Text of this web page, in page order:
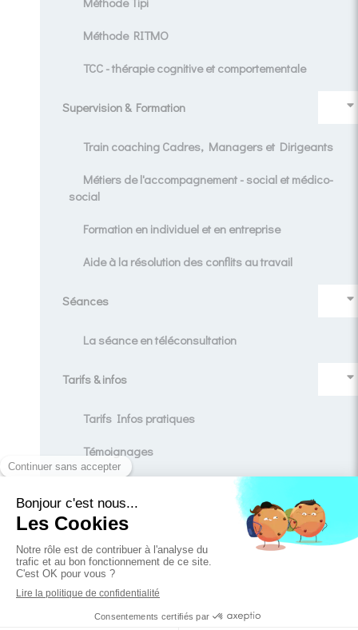
Méthode RITMO
TCC - thérapie cognitive et comportementale
Supervision & Formation
Train coaching Cadres, Managers et Dirigeants
Métiers de l'accompagnement - social et médico-
social
Formation en individuel et en entreprise
Aide à la résolution des conflits au travail
Séances
La séance en téléconsultation
Tarifs & infos
Tarifs Infos pratiques
Témoignages
Blog
Création et référencement du site par Simplébo